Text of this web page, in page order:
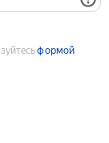
формой